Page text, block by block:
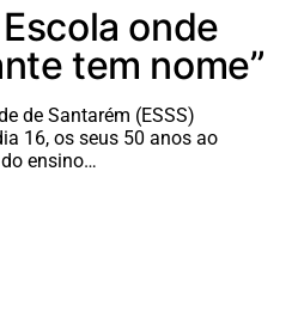
onde
tem nome”
de Santarém (ESSS)
16, os seus 50 anos ao
ensino…